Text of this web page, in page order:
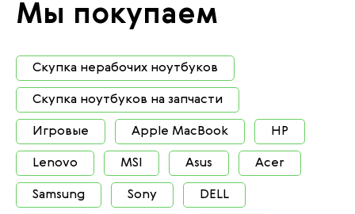
Мы покупаем
Скупка нерабочих ноутбуков
Скупка ноутбуков на запчасти
Игровые Apple MacBook HP
Lenovo MSI Asus Acer
Samsung Sony DELL